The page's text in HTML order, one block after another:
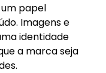
papel
Imagens e
identidade
a marca seja